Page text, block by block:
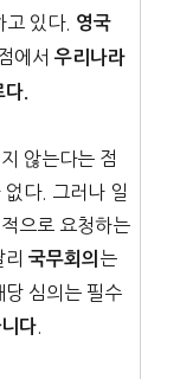
있다.
영국
에서 우리나라
.
않는다는 점
다. 그러나 일
으로 요청하는
국무회의 는
당 심의는 필수
다.